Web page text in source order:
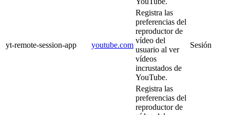
yt-remote-session-app youtube.com
Registra las
preferencias del
reproductor de
vídeo del
usuario al ver
vídeos
incrustados de
YouTube.
Sesión
Registra las
preferencias del
reproductor de